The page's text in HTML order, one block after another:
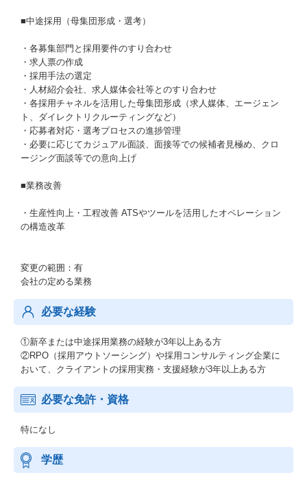
■中途採用（母集団形成・選考）
・各募集部門と採用要件のすり合わせ
・求人票の作成
・採用手法の選定
・人材紹介会社、求人媒体会社等とのすり合わせ
・各採用チャネルを活用した母集団形成（求人媒体、エージェン
ト、ダイレクトリクルーティングなど）
・応募者対応・選考プロセスの進捗管理
・必要に応じてカジュアル面談、面接等での候補者見極め、クロ
ージング面談等での意向上げ
■業務改善
・生産性向上・工程改善 ATSやツールを活用したオペレーション
の構造改革
変更の範囲：有
会社の定める業務
必要な経験
①新卒または中途採用業務の経験が3年以上ある方
②RPO（採用アウトソーシング）や採用コンサルティング企業に
おいて、クライアントの採用実務・支援経験が3年以上ある方
必要な免許・資格
特になし
学歴